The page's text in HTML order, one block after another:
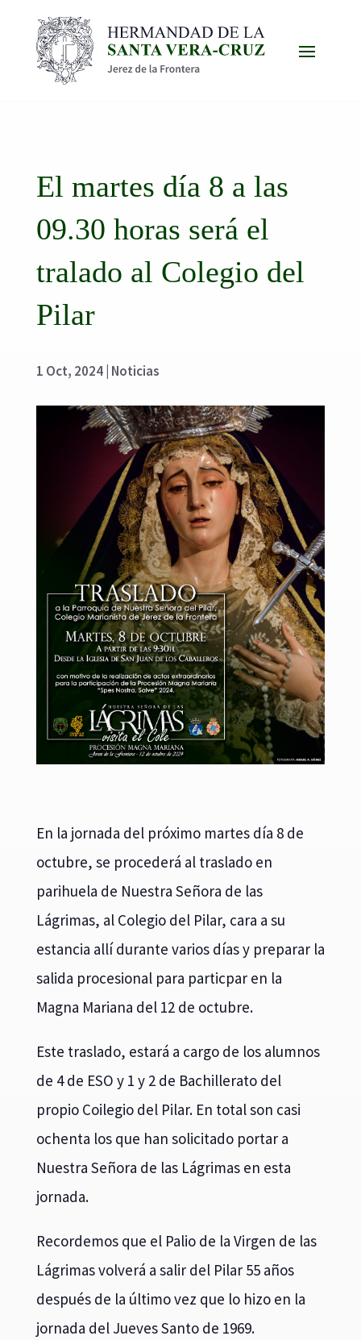
El martes día 8 a las
09.30 horas será el
tralado al Colegio del
Pilar
1 Oct, 2024| Noticias
En la jornada del próximo martes día 8 de
octubre, se procederá al traslado en
parihuela de Nuestra Señora de las
Lágrimas, al Colegio del Pilar, cara a su
estancia allí durante varios días y preparar la
salida procesional para particpar en la
Magna Mariana del 12 de octubre.
Este traslado, estará a cargo de los alumnos
de 4 de ESO y 1 y 2 de Bachillerato del
propio Coilegio del Pilar. En total son casi
ochenta los que han solicitado portar a
Nuestra Señora de las Lágrimas en esta
jornada.
Recordemos que el Palio de la Virgen de las
Lágrimas volverá a salir del Pilar 55 años
después de la último vez que lo hizo en la
jornada del Jueves Santo de 1969.